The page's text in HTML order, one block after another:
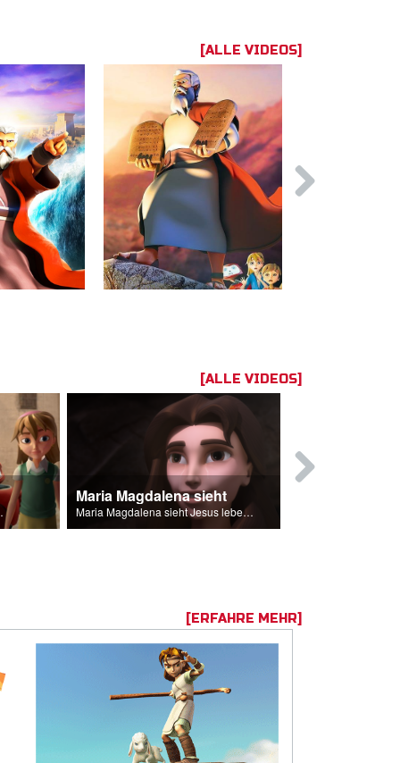
[ALLE VIDEOS]
[ALLE VIDEOS]
töten.
Maria Magdalena sieht
Maria Magdalena sieht Jesus lebendig.
[ERFAHRE MEHR]